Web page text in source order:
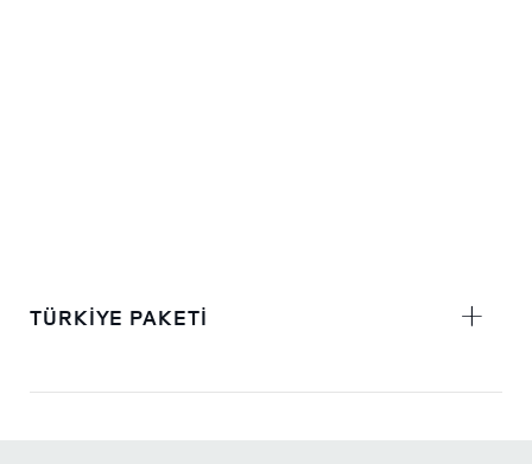
TÜRKİYE PAKETİ